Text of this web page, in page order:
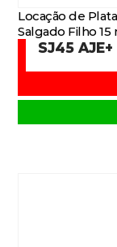
Locação de
Salgado Filho
SJ45